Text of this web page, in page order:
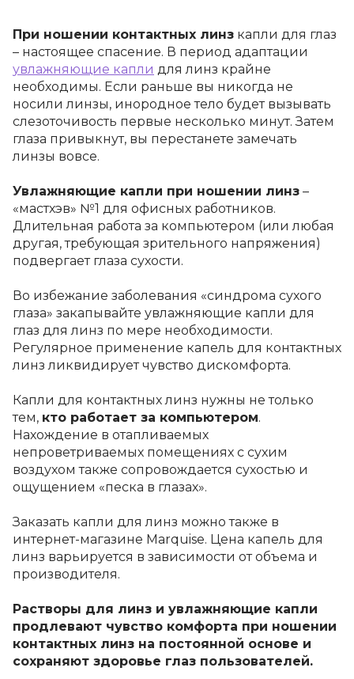
При ношении контактных линз капли для глаз
– настоящее спасение. В период адаптации
увлажняющие капли для линз крайне
необходимы. Если раньше вы никогда не
носили линзы, инородное тело будет вызывать
слезоточивость первые несколько минут. Затем
глаза привыкнут, вы перестанете замечать
линзы вовсе.
Увлажняющие капли при ношении линз –
«мастхэв» №1 для офисных работников.
Длительная работа за компьютером (или любая
другая, требующая зрительного напряжения)
подвергает глаза сухости.
Во избежание заболевания «синдрома сухого
глаза» закапывайте увлажняющие капли для
глаз для линз по мере необходимости.
Регулярное применение капель для контактных
линз ликвидирует чувство дискомфорта.
Капли для контактных линз нужны не только
тем, кто работает за компьютером.
Нахождение в отапливаемых
непроветриваемых помещениях с сухим
воздухом также сопровождается сухостью и
ощущением «песка в глазах».
Заказать капли для линз можно также в
интернет-магазине Marquise. Цена капель для
линз варьируется в зависимости от объема и
производителя.
Растворы для линз и увлажняющие капли
продлевают чувство комфорта при ношении
контактных линз на постоянной основе и
сохраняют здоровье глаз пользователей.